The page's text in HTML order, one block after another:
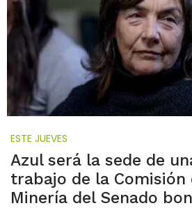
ESTE JUEVES
Azul será la sede de
trabajo de la Comisión
Minería del Senado